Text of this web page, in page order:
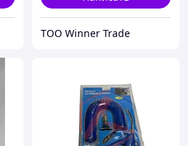
ТОО Winner Trade